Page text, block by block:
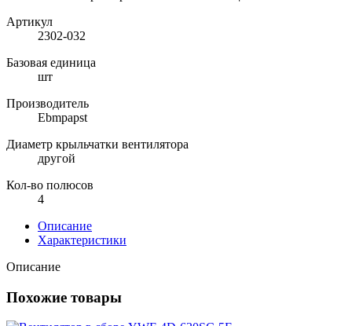
Артикул
2302-032
Базовая единица
шт
Производитель
Ebmpapst
Диаметр крыльчатки вентилятора
другой
Кол-во полюсов
4
Описание
Характеристики
Описание
Похожие товары